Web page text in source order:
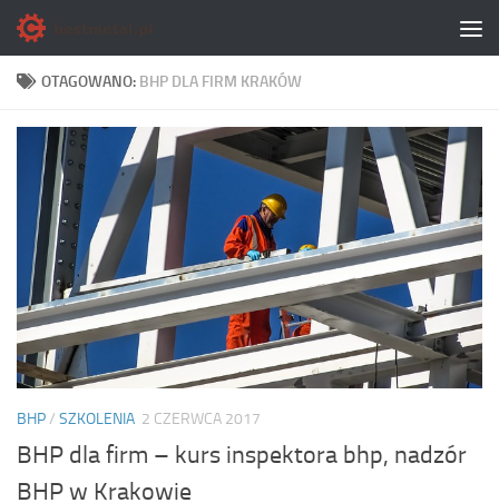
Skip to content
OTAGOWANO: BHP DLA FIRM KRAKÓW
BHP/ SZKOLENIA 2 CZERWCA 2017
BHP dla firm – kurs inspektora bhp, nadzór
BHP w Krakowie